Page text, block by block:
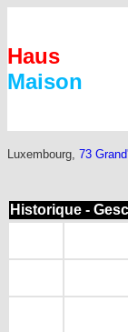
Haus
Maison
Luxembourg, 73
Historique -